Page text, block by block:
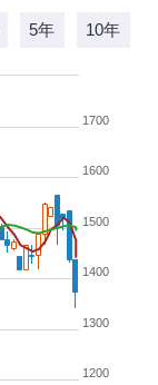
5年 10年
1200
1300
1400
1500
1600
1700